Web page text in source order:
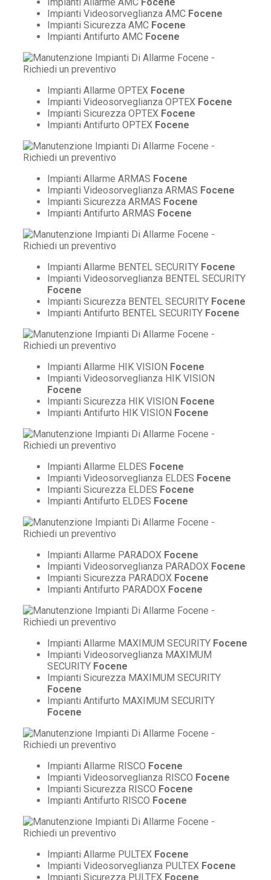
Impianti Videosorveglianza AMC Focene
Impianti Sicurezza AMC Focene
Impianti Antifurto AMC Focene
Impianti Allarme OPTEX Focene
Impianti Videosorveglianza OPTEX Focene
Impianti Sicurezza OPTEX Focene
Impianti Antifurto OPTEX Focene
Impianti Allarme ARMAS Focene
Impianti Videosorveglianza ARMAS Focene
Impianti Sicurezza ARMAS Focene
Impianti Antifurto ARMAS Focene
Impianti Allarme BENTEL SECURITY Focene
Impianti Videosorveglianza BENTEL SECURITY
Focene
Impianti Sicurezza BENTEL SECURITY Focene
Impianti Antifurto BENTEL SECURITY Focene
Impianti Allarme HIK VISION Focene
Impianti Videosorveglianza HIK VISION
Focene
Impianti Sicurezza HIK VISION Focene
Impianti Antifurto HIK VISION Focene
Impianti Allarme ELDES Focene
Impianti Videosorveglianza ELDES Focene
Impianti Sicurezza ELDES Focene
Impianti Antifurto ELDES Focene
Impianti Allarme PARADOX Focene
Impianti Videosorveglianza PARADOX Focene
Impianti Sicurezza PARADOX Focene
Impianti Antifurto PARADOX Focene
Impianti Allarme MAXIMUM SECURITY Focene
Impianti Videosorveglianza MAXIMUM
SECURITY Focene
Impianti Sicurezza MAXIMUM SECURITY
Focene
Impianti Antifurto MAXIMUM SECURITY
Focene
Impianti Allarme RISCO Focene
Impianti Videosorveglianza RISCO Focene
Impianti Sicurezza RISCO Focene
Impianti Antifurto RISCO Focene
Impianti Allarme PULTEX Focene
Impianti Videosorveglianza PULTEX Focene
Impianti Sicurezza PULTEX Focene